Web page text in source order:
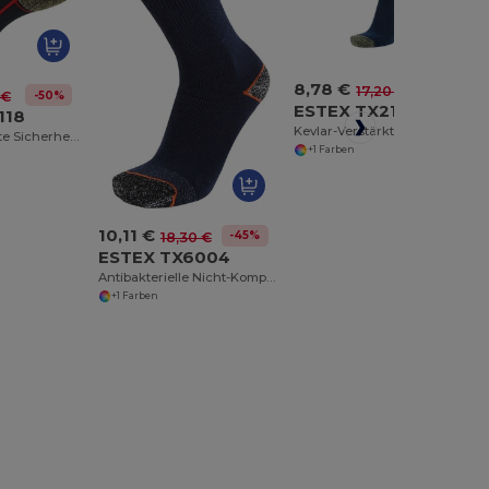
-50%
Kevlar-Verstärkte Sicherheitsschuheinlage
10,11 € 18,30 € -45%
ESTEX TX6004
Antibakterielle Nicht-Komprimierende Textilinnovation
+1 Farben
8,78 € 17,20 €
ESTEX TX2119
+1 Farben